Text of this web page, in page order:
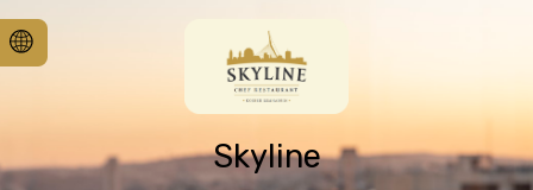
Skyline